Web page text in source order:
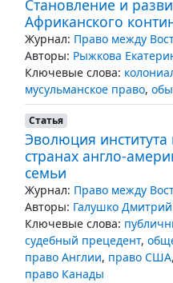
Становление и
Африканского
Журнал: Право между
Авторы: Рыжкова
Ключевые слова:
мусульманское право,
Статья
Эволюция
странах англо-
семьи
Журнал: Право между
Авторы: Галушко
Ключевые слова:
судебный прецедент,
право Англии, право США,
право Канады